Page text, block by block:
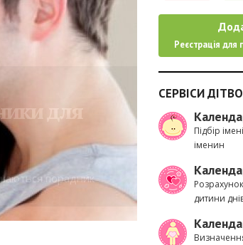
для
порадник
Реєстрація для
СЕРВІСИ
Підбір
іменин
дитини